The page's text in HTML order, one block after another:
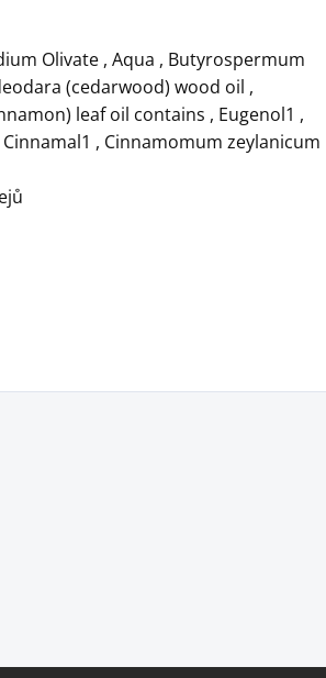
Olivate , Aqua , Butyrospermum
(cedarwood) wood oil ,
leaf oil contains , Eugenol1 ,
, Cinnamomum zeylanicum